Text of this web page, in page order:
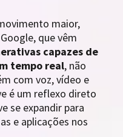
maior,
que vêm
capazes de
tempo real, não
com voz, vídeo e
é um reflexo direto
se expandir para
e aplicações nos